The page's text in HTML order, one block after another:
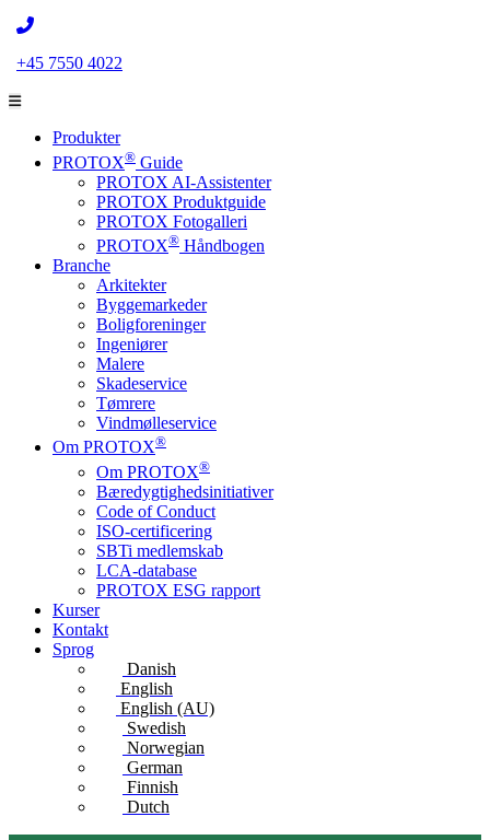
+45 7550 4022
Produkter
PROTOX® Guide
PROTOX AI-Assistenter
PROTOX Produktguide
PROTOX Fotogalleri
PROTOX® Håndbogen
Branche
Arkitekter
Byggemarkeder
Boligforeninger
Ingeniører
Malere
Skadeservice
Tømrere
Vindmølleservice
Om PROTOX®
Om PROTOX®
Bæredygtigheds­initiativer
Code of Conduct
ISO-certificering
SBTi medlemskab
LCA-database
PROTOX ESG rapport
Kurser
Kontakt
Sprog
Danish
English
English (AU)
Swedish
Norwegian
German
Finnish
Dutch